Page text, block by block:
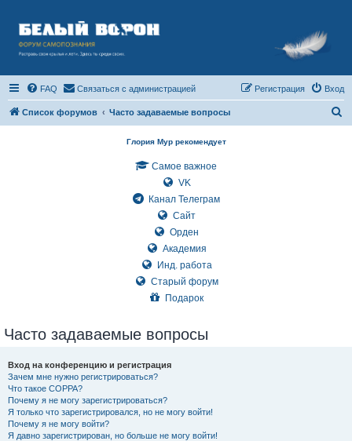
FAQ Связаться с администрацией Вход
Регистрация
Список форумов Часто задаваемые вопросы
Глория Мур рекомендует
Самое важное
VK
Канал Телеграм
Сайт
Орден
Академия
Инд. работа
Старый форум
Подарок
Часто задаваемые вопросы
Вход на конференцию и регистрация
Зачем мне нужно регистрироваться?
Что такое COPPA?
Почему я не могу зарегистрироваться?
Я только что зарегистрировался, но не могу войти!
Почему я не могу войти?
Я давно зарегистрирован, но больше не могу войти!